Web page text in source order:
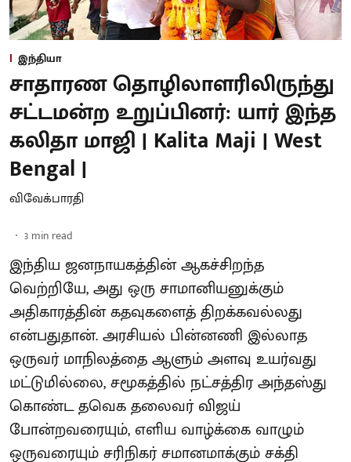
இந்தியா
சாதாரண தொழிலாளரிலிருந்து
சட்டமன்ற உறுப்பினர்: யார் இந்த
கலிதா மாஜி | Kalita Maji | West
Bengal |
விவேக்பாரதி
3 min read
இந்திய ஜனநாயகத்தின் ஆகச்சிறந்த
வெற்றியே, அது ஒரு சாமானியனுக்கும்
அதிகாரத்தின் கதவுகளைத் திறக்கவல்லது
என்பதுதான். அரசியல் பின்னணி இல்லாத
ஒருவர் மாநிலத்தை ஆளும் அளவு உயர்வது
மட்டுமில்லை, சமூகத்தில் நட்சத்திர அந்தஸ்து
கொண்ட தவெக தலைவர் விஜய்
போன்றவரையும், எளிய வாழ்க்கை வாழும்
ஒருவரையும் சரிநிகர் சமானமாக்கும் சக்தி